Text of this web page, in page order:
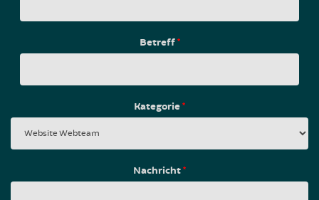
Betreff*
Kategorie*
Nachricht*